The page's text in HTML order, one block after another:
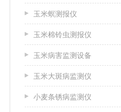
玉米螟测报仪
玉米棉铃虫测报仪
玉米病害监测设备
玉米大斑病监测仪
小麦条锈病监测仪